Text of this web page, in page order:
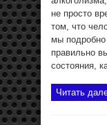
не просто
том, что
мы подробно
правильно
состояния,
Читать